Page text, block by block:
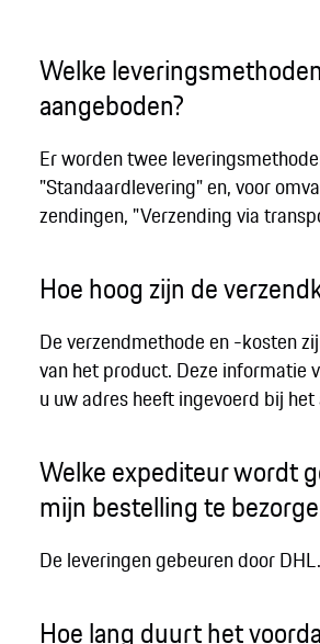
Welke
aangeboden?
Er worden twee
"Standaardlevering" en, voor
zendingen, "Verzending via
Hoe hoog zijn de
De verzendmethode en -kosten
van het product. Deze informatie
u uw adres heeft ingevoerd bij
Welke expediteur wordt
mijn bestelling te
De leveringen gebeuren door DHL.
Hoe lang duurt het